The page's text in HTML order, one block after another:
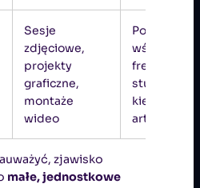
Sesje
zdjęciowe,
projekty
graficzne,
montaże
wideo
wśród
studentów
kierunków
zjawisko
małe, jednostkowe